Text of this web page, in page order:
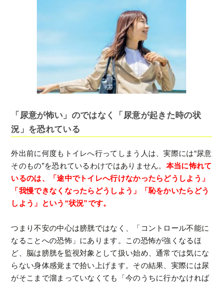
「尿意が怖い」のではなく「尿意が起きた時の状
況」を恐れている
外出前に何度もトイレへ行ってしまう人は、実際には“尿意
そのもの”を恐れているわけではありません。 本当に怖れて
いるのは、「途中でトイレへ行けなかったらどうしよう」
「我慢できなくなったらどうしよう」「恥をかいたらどう
しよう」という“状況”です。
つまり不安の中心は膀胱ではなく、「コントロール不能に
なることへの恐怖」にあります。この恐怖が強くなるほ
ど、脳は膀胱を監視対象として扱い始め、通常では気にな
らない身体感覚まで拾い上げます。その結果、実際には尿
がそこまで溜まっていなくても「今のうちに行かなければ